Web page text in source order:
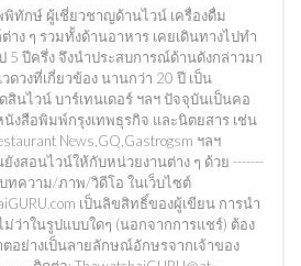
พิทักษ์ ผู้เชี่ยวชาญด้านไวน์ เครื่องดื่ม
าง ๆ รวมทั้งด้านอาหาร เคยเดินทางไปทำ
5 ปีครึ่ง จึงนำประสบการณ์ด้านดังกล่าวมา
ดวงที่เกี่ยวข้อง นานกว่า 20 ปี เป็น
สินไวน์ บาร์เทนเดอร์ ฯลฯ ปัจจุบันเป็นคอ
งสือพิมพ์กรุงเทพธุรกิจ และนิตยสาร เช่น
News,GQ,Gastrogsm ฯลฯ
งสอนไวน์ให้กับหน่วยงานต่าง ๆ ด้วย -------
ทความ/ภาพ/วิดีโอ ในเว็บไซต์
เป็นลิขสิทธิ์ของผู้เขียน การนำ
ม่ว่าในรูปแบบใดๆ (นอกจากการแชร์) ต้อง
อย่างเป็นลายลักษณ์อักษรจากเจ้าของ